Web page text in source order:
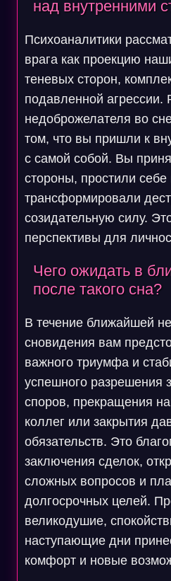
над внутренними
Психоаналитики
врага как проекцию
теневых сторон,
подавленной агрессии.
недоброжелателя во
том, что вы пришли к
с самой собой. Вы
стороны, простили
трансформировали
созидательную силу.
перспективы для
Чего ожидать в
после такого сна?
В течение ближайшей
сновидения вам
важного триумфа и
успешного разрешения
споров, прекращения
коллег или закрытия
обязательств. Это
заключения сделок,
сложных вопросов и
долгосрочных целей.
великодушие,
наступающие дни
комфорт и новые